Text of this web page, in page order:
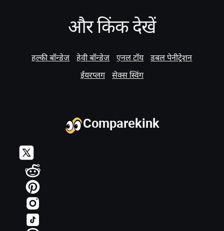
और किंक देखें
हल्की बॉन्डेज हेवी बॉन्डेज एनल टॉय
डबल पेनीट्रेशन
ईयरप्लग
सेक्स स्विंग
Comparekink